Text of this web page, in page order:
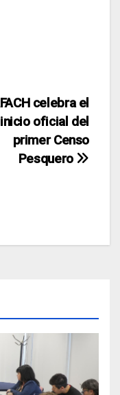
celebra el
inicio oficial del
primer Censo
Pesquero